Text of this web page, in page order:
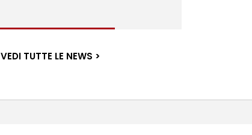
VEDI TUTTE LE NEWS >